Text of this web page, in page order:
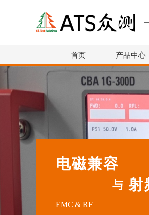
首页 产品中心
电磁兼容
与 射
EMC & RF